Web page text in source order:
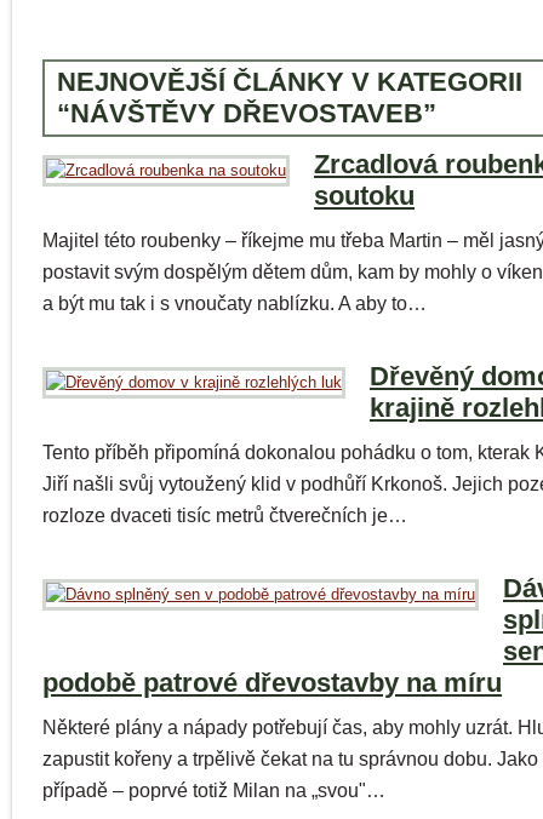
NEJNOVĚJŠÍ ČLÁNKY V KATEGORII
“NÁVŠTĚVY DŘEVOSTAVEB”
Zrcadlová
soutoku
Majitel této roubenky – říkejme mu třeba Martin – měl
postavit svým dospělým dětem dům, kam by mohly o
a být mu tak i s vnoučaty nablízku. A aby to…
Dřevěný
krajině
Tento příběh připomíná dokonalou pohádku o tom, kterak
Jiří našli svůj vytoužený klid v podhůří Krkonoš. Jejich
rozloze dvaceti tisíc metrů čtverečních je…
podobě patrové dřevostavby na míru
Některé plány a nápady potřebují čas, aby mohly uzrát.
zapustit kořeny a trpělivě čekat na tu správnou dobu. Jako
případě – poprvé totiž Milan na „svou"…